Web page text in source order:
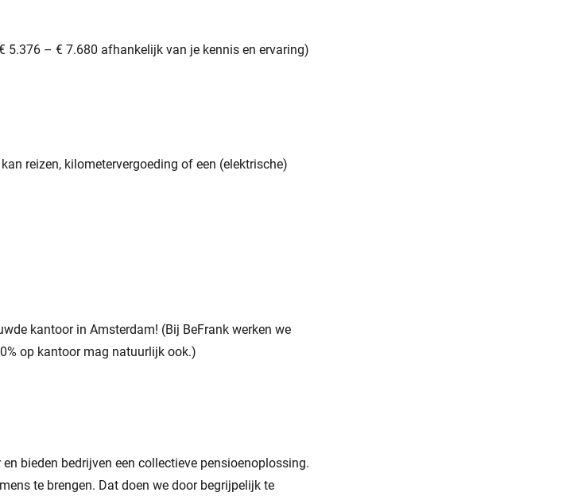
5.376 – € 7.680 afhankelijk van je kennis en ervaring)
reizen, kilometervergoeding of een (elektrische)
kantoor in Amsterdam! (Bij BeFrank werken we
op kantoor mag natuurlijk ook.)
bieden bedrijven een collectieve pensioenoplossing.
te brengen. Dat doen we door begrijpelijk te